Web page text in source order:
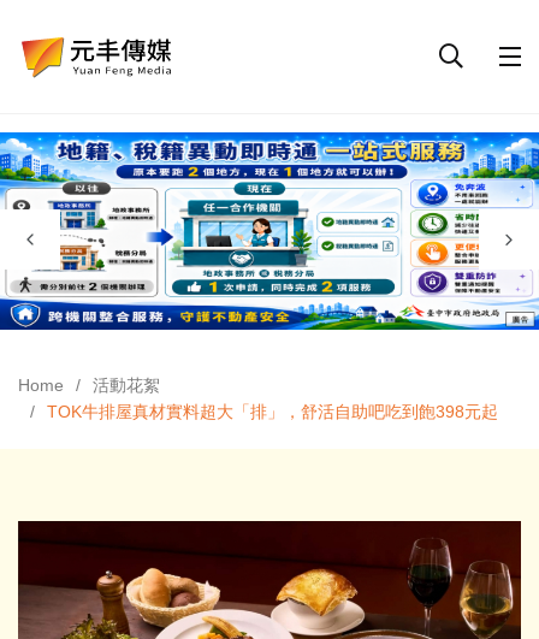
Home
活動花絮
TOK牛排屋真材實料超大「排」，舒活自助吧吃到飽398元起